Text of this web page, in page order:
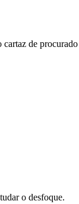
de
o desfoque.